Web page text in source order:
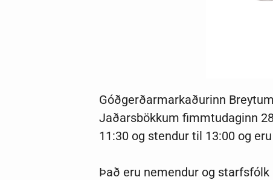
Góðgerðarmarkaðurinn
Jaðarsbökkum fimmtudaginn
11:30 og stendur til 13:00 og
Það eru nemendur og